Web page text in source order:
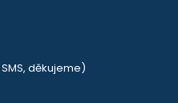
děkujeme)